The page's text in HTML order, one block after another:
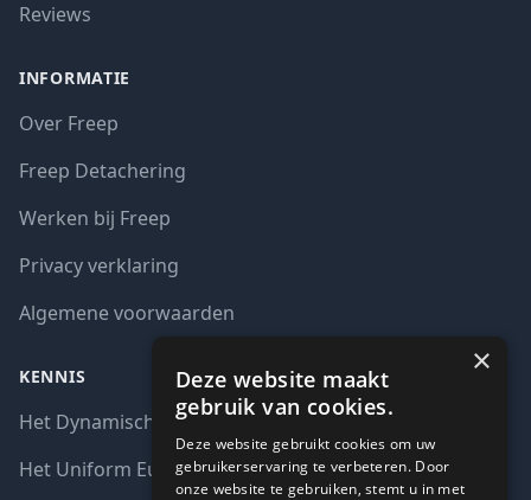
Reviews
INFORMATIE
Over Freep
Freep Detachering
Werken bij Freep
Privacy verklaring
Algemene voorwaarden
KENNIS
Het Dynamisch aankoopsysteem (DAS)
Het Uniform Europees Aanbestedingsdocument (UEA)
×
Deze website maakt
gebruik van cookies.
Deze website gebruikt cookies om uw
gebruikerservaring te verbeteren. Door
onze website te gebruiken, stemt u in met